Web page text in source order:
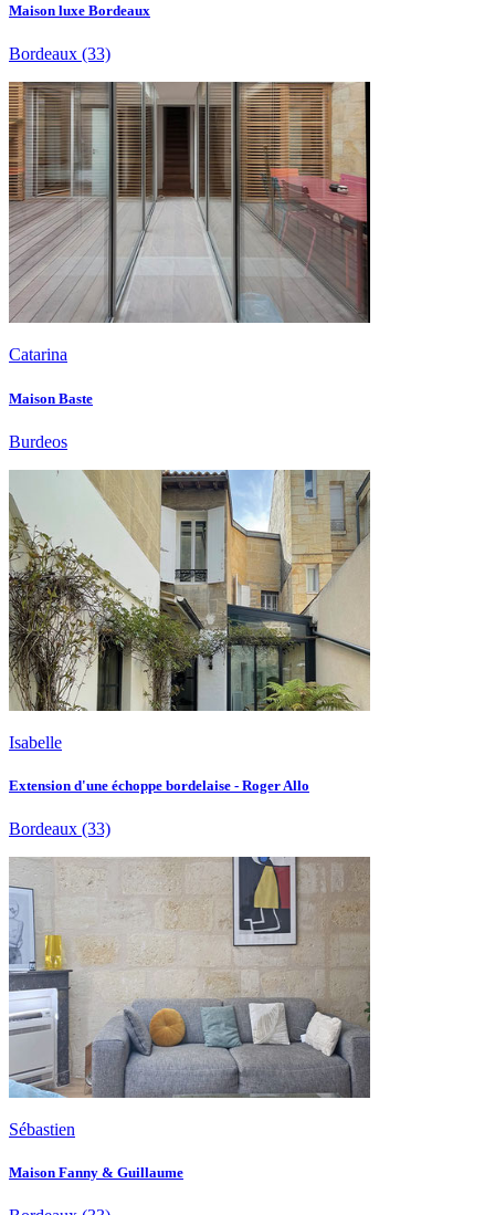
Maison luxe Bordeaux
Bordeaux (33)
Catarina
Maison Baste
Burdeos
Isabelle
Extension d'une échoppe bordelaise - Roger Allo
Bordeaux (33)
Sébastien
Maison Fanny & Guillaume